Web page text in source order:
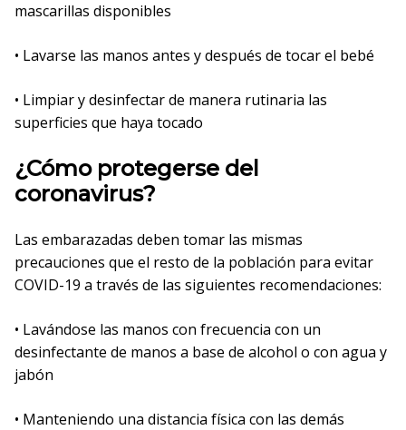
mascarillas disponibles
• Lavarse las manos antes y después de tocar el bebé
• Limpiar y desinfectar de manera rutinaria las
superficies que haya tocado
¿Cómo protegerse del
coronavirus?
Las embarazadas deben tomar las mismas
precauciones que el resto de la población para evitar
COVID-19 a través de las siguientes recomendaciones:
• Lavándose las manos con frecuencia con un
desinfectante de manos a base de alcohol o con agua y
jabón
• Manteniendo una distancia física con las demás